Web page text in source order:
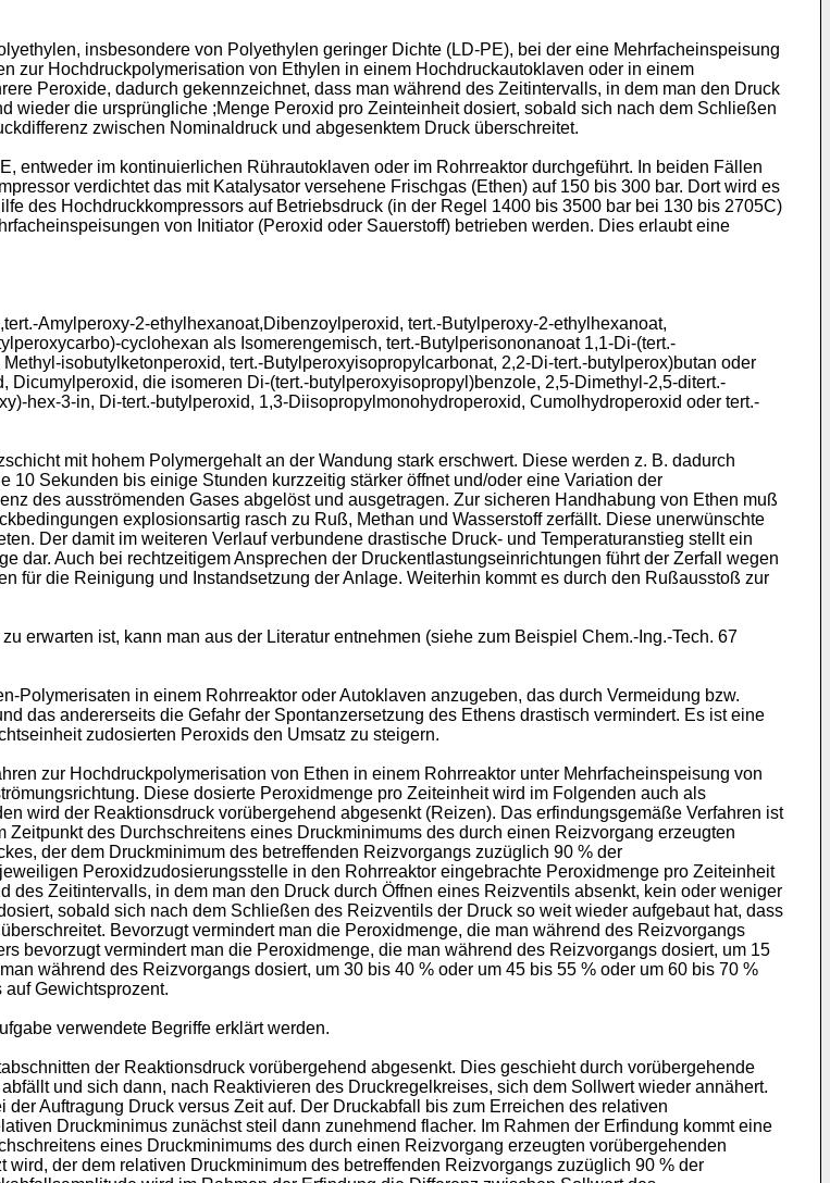
insbesondere von Polyethylen geringer Dichte (LD-PE), bei der eine Mehrfacheinspeisung
zur Hochdruckpolymerisation von Ethylen in einem Hochdruckautoklaven oder in einem
Peroxide, dadurch gekennzeichnet, dass man während des Zeitintervalls, in dem man den Druck
wieder die ursprüngliche ;Menge Peroxid pro Zeinteinheit dosiert, sobald sich nach dem Schließen
zwischen Nominaldruck und abgesenktem Druck überschreitet.
entweder im kontinuierlichen Rührautoklaven oder im Rohrreaktor durchgeführt. In beiden Fällen
verdichtet das mit Katalysator versehene Frischgas (Ethen) auf 150 bis 300 bar. Dort wird es
des Hochdruckkompressors auf Betriebsdruck (in der Regel 1400 bis 3500 bar bei 130 bis 2705C)
von Initiator (Peroxid oder Sauerstoff) betrieben werden. Dies erlaubt eine
Amylperoxy-2-ethylhexanoat,Dibenzoylperoxid, tert.-Butylperoxy-2-ethylhexanoat,
cyclohexan als Isomerengemisch, tert.-Butylperisononanoat 1,1-Di-(tert.-
isobutylketonperoxid, tert.-Butylperoxyisopropylcarbonat, 2,2-Di-tert.-butylperox)butan oder
die isomeren Di-(tert.-butylperoxyisopropyl)benzole, 2,5-Dimethyl-2,5-ditert.-
hex-3-in, Di-tert.-butylperoxid, 1,3-Diisopropylmonohydroperoxid, Cumolhydroperoxid oder tert.-
mit hohem Polymergehalt an der Wandung stark erschwert. Diese werden z. B. dadurch
Sekunden bis einige Stunden kurzzeitig stärker öffnet und/oder eine Variation der
des ausströmenden Gases abgelöst und ausgetragen. Zur sicheren Handhabung von Ethen muß
explosionsartig rasch zu Ruß, Methan und Wasserstoff zerfällt. Diese unerwünschte
Der damit im weiteren Verlauf verbundene drastische Druck- und Temperaturanstieg stellt ein
dar. Auch bei rechtzeitigem Ansprechen der Druckentlastungseinrichtungen führt der Zerfall wegen
für die Reinigung und Instandsetzung der Anlage. Weiterhin kommt es durch den Rußausstoß zur
erwarten ist, kann man aus der Literatur entnehmen (siehe zum Beispiel Chem.-Ing.-Tech. 67
Polymerisaten in einem Rohrreaktor oder Autoklaven anzugeben, das durch Vermeidung bzw.
das andererseits die Gefahr der Spontanzersetzung des Ethens drastisch vermindert. Es ist eine
zudosierten Peroxids den Umsatz zu steigern.
zur Hochdruckpolymerisation von Ethen in einem Rohrreaktor unter Mehrfacheinspeisung von
Diese dosierte Peroxidmenge pro Zeiteinheit wird im Folgenden auch als
wird der Reaktionsdruck vorübergehend abgesenkt (Reizen). Das erfindungsgemäße Verfahren ist
des Durchschreitens eines Druckminimums des durch einen Reizvorgang erzeugten
der dem Druckminimum des betreffenden Reizvorgangs zuzüglich 90 % der
Peroxidzudosierungsstelle in den Rohrreaktor eingebrachte Peroxidmenge pro Zeiteinheit
Zeitintervalls, in dem man den Druck durch Öffnen eines Reizventils absenkt, kein oder weniger
sobald sich nach dem Schließen des Reizventils der Druck so weit wieder aufgebaut hat, dass
Bevorzugt vermindert man die Peroxidmenge, die man während des Reizvorgangs
bevorzugt vermindert man die Peroxidmenge, die man während des Reizvorgangs dosiert, um 15
während des Reizvorgangs dosiert, um 30 bis 40 % oder um 45 bis 55 % oder um 60 bis 70 %
Gewichtsprozent.
verwendete Begriffe erklärt werden.
der Reaktionsdruck vorübergehend abgesenkt. Dies geschieht durch vorübergehende
und sich dann, nach Reaktivieren des Druckregelkreises, sich dem Sollwert wieder annähert.
Auftragung Druck versus Zeit auf. Der Druckabfall bis zum Erreichen des relativen
Druckminimus zunächst steil dann zunehmend flacher. Im Rahmen der Erfindung kommt eine
eines Druckminimums des durch einen Reizvorgang erzeugten vorübergehenden
der dem relativen Druckminimum des betreffenden Reizvorgangs zuzüglich 90 % der